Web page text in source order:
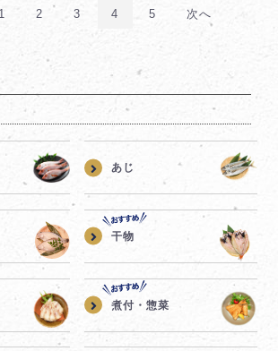
1 2 3 4 5 次へ
あじ
干物
煮付・惣菜